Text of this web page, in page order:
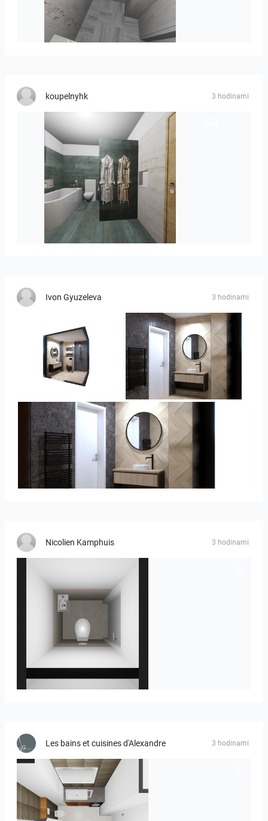
Liliya_Stoyanova-01
koupelnyhk 3 hodinami
koupelna-01
Ivon Gyuzeleva 3 hodinami
Ivelin_7
Ivelin_7
Nicolien Kamphuis 3 hodinami
23-030409 bnr. 12
Les bains et cuisines d'Alexandre 3 hodinami